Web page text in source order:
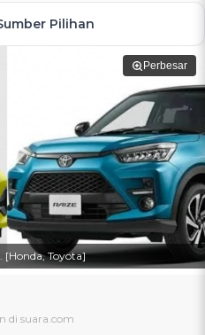
Pilihan
Perbesar
[Honda, Toyota]